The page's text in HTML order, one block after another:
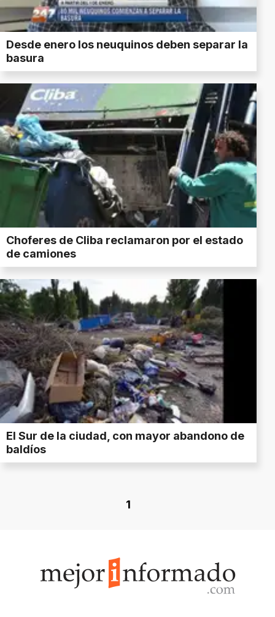
Desde enero los neuquinos deben separar la
basura
Choferes de Cliba reclamaron por el estado
de camiones
El Sur de la ciudad, con mayor abandono de
baldíos
1